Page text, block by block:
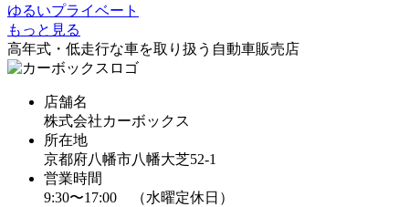
ゆるいプライベート
もっと見る
高年式・低走行な車を取り扱う自動車販売店
店舗名
株式会社カーボックス
所在地
京都府八幡市八幡大芝52-1
営業時間
9:30〜17:00 （水曜定休日）